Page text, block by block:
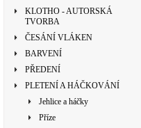
KLOTHO - AUTORSKÁ
TVORBA
ČESÁNÍ VLÁKEN
BARVENÍ
PŘEDENÍ
PLETENÍ A HÁČKOVÁNÍ
Jehlice a háčky
Příze